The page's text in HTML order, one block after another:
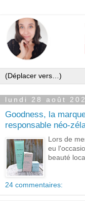
lundi 28 août
Goodness, la
responsable néo-
Lors de
eu
beauté
24 commentaires: